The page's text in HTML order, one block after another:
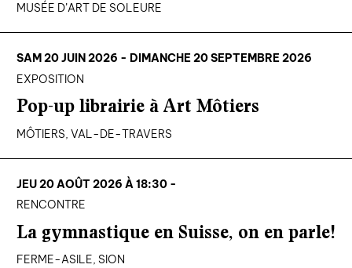
MUSÉE D’ART DE SOLEURE
SAM 20 JUIN 2026 - DIMANCHE 20 SEPTEMBRE 2026
EXPOSITION
Pop-up librairie à Art Môtiers
MÔTIERS, VAL-DE-TRAVERS
JEU 20 AOÛT 2026 À 18:30 -
RENCONTRE
La gymnastique en Suisse, on en parle!
FERME-ASILE, SION